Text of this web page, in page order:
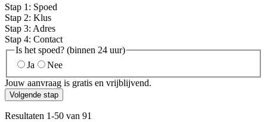
Stap 1 : Spoed
Stap 2: Klus
Stap 3: Adres
Stap 4: Contact
Is het spoed? (binnen 24 uur)
Ja
Nee
Jouw aanvraag is gratis en vrijblijvend.
Volgende stap
Resultaten 1-50 van 91